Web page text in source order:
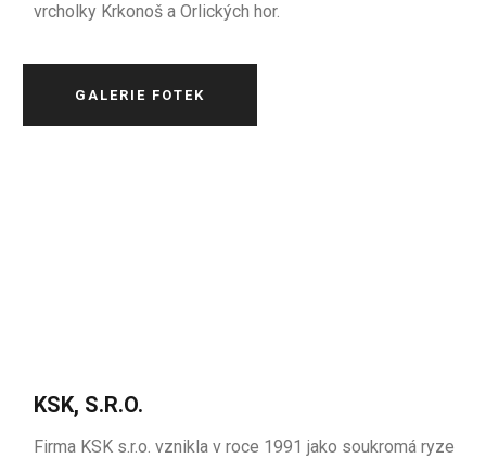
vrcholky Krkonoš a Orlických hor.
GALERIE FOTEK
KSK, S.R.O.
Firma KSK s.r.o. vznikla v roce 1991 jako soukromá ryze